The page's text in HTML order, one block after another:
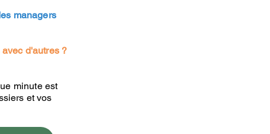
managers
d'autres ?
minute est
et vos